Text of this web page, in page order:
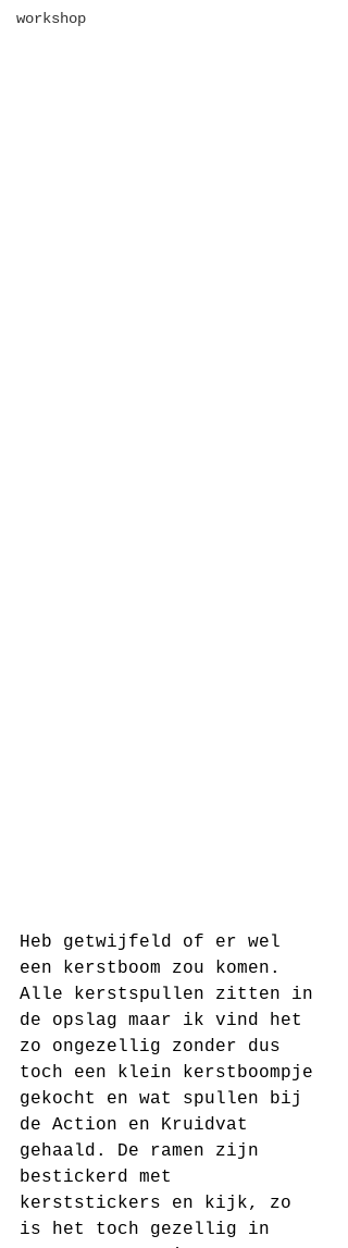
workshop
Heb getwijfeld of er wel
een kerstboom zou komen.
Alle kerstspullen zitten in
de opslag maar ik vind het
zo ongezellig zonder dus
toch een klein kerstboompje
gekocht en wat spullen bij
de Action en Kruidvat
gehaald. De ramen zijn
bestickerd met
kerststickers en kijk, zo
is het toch gezellig in